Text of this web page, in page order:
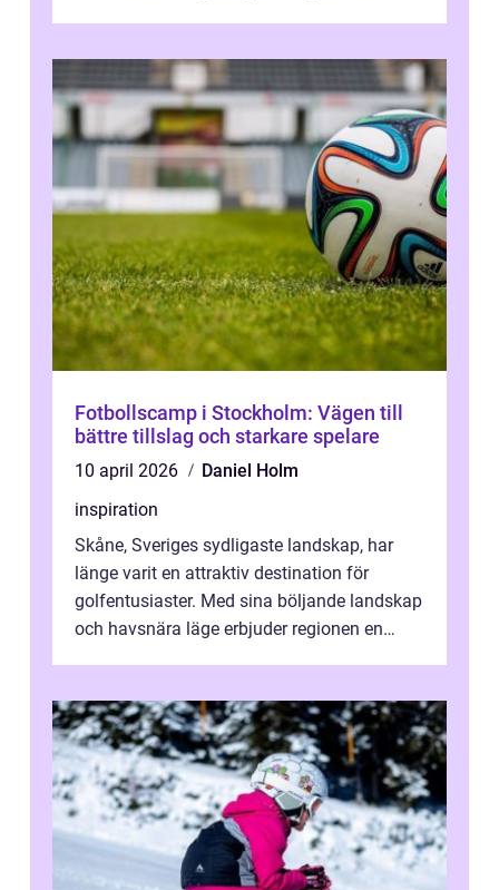
Fotbollscamp i Stockholm: Vägen till
bättre tillslag och starkare spelare
10 april 2026
Daniel Holm
inspiration
Skåne, Sveriges sydligaste landskap, har
länge varit en attraktiv destination för
golfentusiaster. Med sina böljande landskap
och havsnära läge erbjuder regionen en